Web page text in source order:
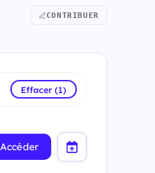
CONTRIBUER
Effacer (1)
Accéder